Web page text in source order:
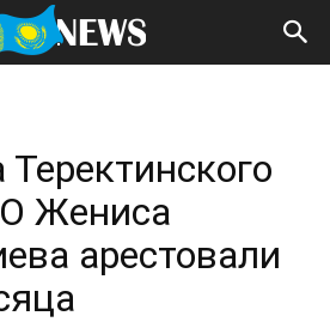
Жениса
арестовали